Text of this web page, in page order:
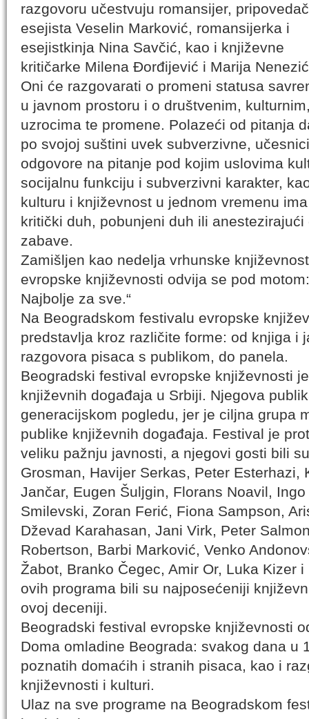
razgovoru učestvuju romansijer,
esejista Veselin Marković, romansijerka i
esejistkinja Nina Savčić, kao i književne
kritičarke Milena Đorđijević i Marija
Oni će razgovarati o promeni statusa
u javnom prostoru i o društvenim,
uzrocima te promene. Polazeći od pitanja
po svojoj suštini uvek subverzivne,
odgovore na pitanje pod kojim uslovima
socijalnu funkciju i subverzivni karakter,
kulturu i književnost u jednom vremenu
kritički duh, pobunjeni duh ili
zabave.
Zamišljen kao nedelja vrhunske
evropske književnosti odvija se pod
Najbolje za sve.“
Na Beogradskom festivalu evropske
predstavlja kroz različite forme: od knjiga i
razgovora pisaca s publikom, do panela.
Beogradski festival evropske književnosti
književnih događaja u Srbiji. Njegova
generacijskom pogledu, jer je ciljna grupa
publike književnih događaja. Festival je
veliku pažnju javnosti, a njegovi gosti bili
Grosman, Havijer Serkas, Peter Esterhazi,
Jančar, Eugen Šuljgin, Florans Noavil,
Smilevski, Zoran Ferić, Fiona Sampson,
Dževad Karahasan, Jani Virk, Peter
Robertson, Barbi Marković, Venko
Žabot, Branko Čegec, Amir Or, Luka Kizer
ovih programa bili su najposećeniji
ovoj deceniji.
Beogradski festival evropske književnosti
Doma omladine Beograda: svakog dana u
poznatih domaćih i stranih pisaca, kao i
književnosti i kulturi.
Ulaz na sve programe na Beogradskom